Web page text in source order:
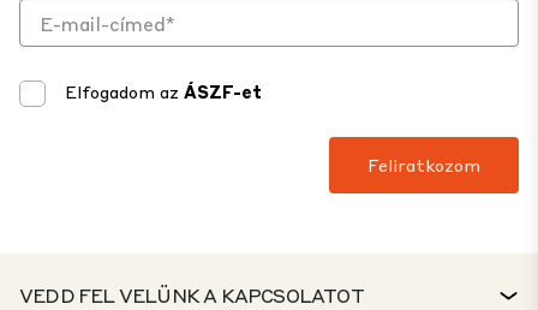
Elfogadom az ÁSZF-et
VEDD FEL VELÜNK A KAPCSOLATOT